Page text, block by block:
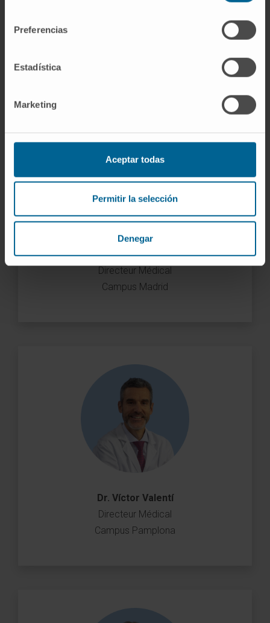
Preferencias
Estadística
Marketing
Aceptar todas
Permitir la selección
Denegar
Dr. José Manuel Moreno
Directeur Médical
Campus Madrid
Dr. Víctor Valentí
Directeur Médical
Campus Pamplona